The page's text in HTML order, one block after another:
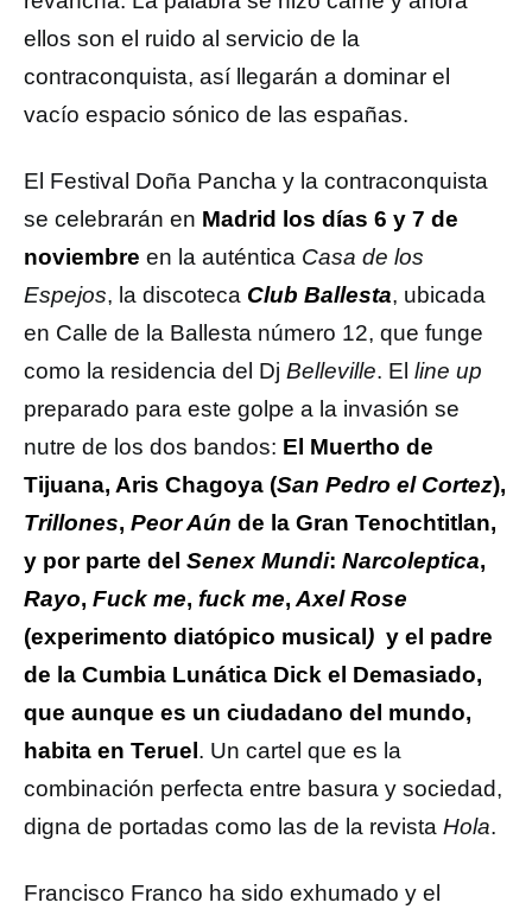
ellos son el ruido al servicio de la
contraconquista, así llegarán a dominar el
vacío espacio sónico de las españas.
El Festival Doña Pancha y la contraconquista
se celebrarán en Madrid los días 6 y 7 de
noviembre en la auténtica Casa de los
Espejos, la discoteca Club Ballesta, ubicada
en Calle de la Ballesta número 12, que funge
como la residencia del Dj Belleville. El line up
preparado para este golpe a la invasión se
nutre de los dos bandos: El Muertho de
Tijuana, Aris Chagoya (San Pedro el Cortez),
Trillones, Peor Aún de la Gran Tenochtitlan,
y por parte del Senex Mundi: Narcoleptica,
Rayo, Fuck me, fuck me,Axel Rose
(experimento diatópico musical ) y el padre
de la Cumbia Lunática Dick el Demasiado,
que aunque es un ciudadano del mundo,
habita en Teruel . Un cartel que es la
combinación perfecta entre basura y sociedad,
digna de portadas como las de la revista Hola.
Francisco Franco ha sido exhumado y el